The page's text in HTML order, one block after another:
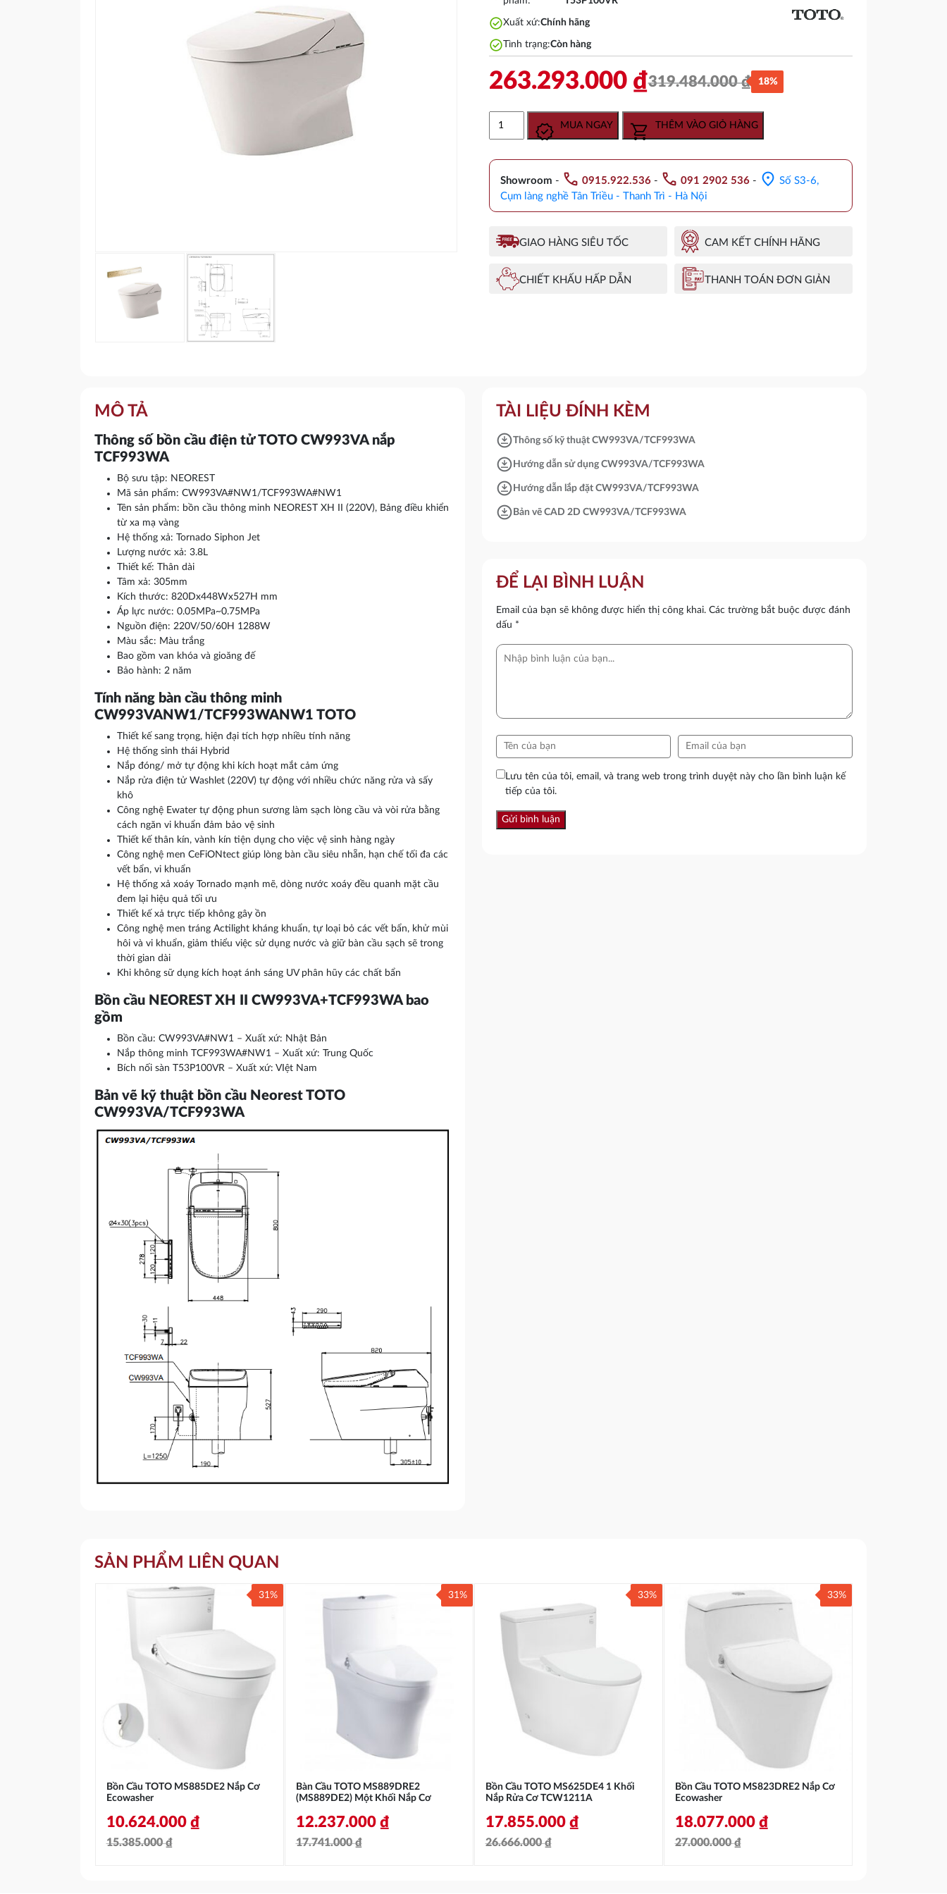
check_circleXuất xứ:Chính hãng
check_circleTình trạng:Còn hàng
319.484.000₫
Giá
gốc
là:
319.484.000 ₫.
263.293.000 ₫
Giá
hiện
tại
là:
263.293.000 ₫.
18%
Minh
TOTO
CW993VA/TCF993WA
Neorest
lượng
MUA NGAY THÊM VÀO GIỎ HÀNG
Showroom - call 0915.922.536- call 091 2902 536- location_on Số S3-6,
Cụm làng nghề Tân Triều - Thanh Trì - Hà Nội
GIAO HÀNG SIÊU TỐC CAM KẾT CHÍNH HÃNG
CHIẾT KHẤU HẤP DẪN THANH TOÁN ĐƠN GIẢN
MÔ TẢ
Thông số bồn cầu điện tử TOTO CW993VA nắp
TCF993WA
Bộ sưu tập: NEOREST
Mã sản phẩm: CW993VA#NW1/TCF993WA#NW1
Tên sản phẩm: bồn cầu thông minh NEOREST XH II (220V), Bảng điều khiển
từ xa mạ vàng
Hệ thống xả: Tornado Siphon Jet
Lượng nước xả: 3.8L
Thiết kế: Thân dài
Tâm xả: 305mm
Kích thước: 820Dx448Wx527H mm
Áp lực nước: 0.05MPa~0.75MPa
Nguồn điện: 220V/50/60H 1288W
Màu sắc: Màu trắng
Bao gồm van khóa và gioăng đế
Bảo hành: 2 năm
Tính năng bàn cầu thông minh
CW993VANW1/TCF993WANW1 TOTO
Thiết kế sang trọng, hiện đại tích hợp nhiều tính năng
Hệ thống sinh thái Hybrid
Nắp đóng/ mở tự động khi kích hoạt mắt cảm ứng
Nắp rửa điện tử Washlet (220V) tự động với nhiều chức năng rửa và sấy
khô
Công nghệ Ewater tự động phun sương làm sạch lòng cầu và vòi rửa bằng
cách ngăn vi khuẩn đảm bảo vệ sinh
Thiết kế thân kín, vành kín tiện dụng cho việc vệ sinh hàng ngày
Công nghệ men CeFiONtect giúp lòng bàn cầu siêu nhẵn, hạn chế tối đa các
vết bẩn, vi khuẩn
Hệ thống xả xoáy Tornado mạnh mẽ, dòng nước xoáy đều quanh mặt cầu
đem lại hiệu quả tối ưu
Thiết kế xả trực tiếp không gây ồn
Công nghệ men tráng Actilight kháng khuẩn, tự loại bỏ các vết bẩn, khử mùi
hôi và vi khuẩn, giảm thiểu việc sử dụng nước và giữ bàn cầu sạch sẽ trong
thời gian dài
Khi không sữ dụng kích hoạt ánh sáng UV phân hũy các chất bẩn
Bồn cầu NEOREST XH II CW993VA+TCF993WA bao
gồm
Bồn cầu: CW993VA#NW1 – Xuất xứ: Nhật Bản
Nắp thông minh TCF993WA#NW1 – Xuất xứ: Trung Quốc
Bích nối sàn T53P100VR – Xuất xứ: VIệt Nam
Bản vẽ kỹ thuật bồn cầu Neorest TOTO
CW993VA/TCF993WA
TÀI LIỆU ĐÍNH KÈM
download_for_offlineThông số kỹ thuật CW993VA/TCF993WA
download_for_offline Hướng dẫn sử dụng CW993VA/TCF993WA
download_for_offline Hướng dẫn lắp đặt CW993VA/TCF993WA
download_for_offline Bản vẽ CAD 2D CW993VA/TCF993WA
ĐỂ LẠI BÌNH LUẬN
Email của bạn sẽ không được hiển thị công khai. Các trường bắt buộc được đánh
dấu *
Lưu tên của tôi, email, và trang web trong trình duyệt này cho lần bình luận kế
tiếp của tôi.
SẢN PHẨM LIÊN QUAN
Bồn Cầu TOTO MS885DE2 Nắp Cơ
Ecowasher
15.385.000₫
10.624.000 ₫
31%
Bàn Cầu TOTO MS889DRE2
(MS889DE2) Một Khối Nắp Cơ
17.741.000₫
12.237.000 ₫
31%
Bồn Cầu TOTO MS625DE4 1 Khối
Nắp Rửa Cơ TCW1211A
26.666.000₫
17.855.000 ₫
33%
Bồn Cầu TOTO MS823DRE2 Nắp Cơ
Ecowasher
27.000.000₫
18.077.000 ₫
33%